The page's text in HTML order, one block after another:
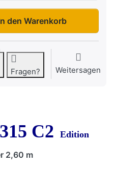
zu 4.919,00 €, Menge 1.
den Warenkorb
Fragen? Weitersagen
C2
Edition
2,60 m